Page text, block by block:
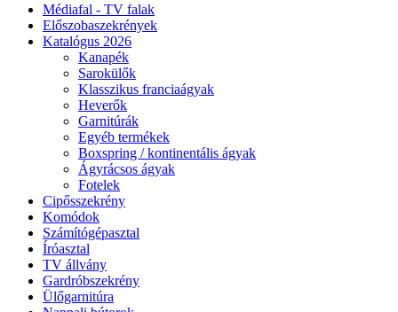
Médiafal - TV falak
Előszobaszekrények
Katalógus 2026
Kanapék
Sarokülők
Klasszikus franciaágyak
Heverők
Garnitúrák
Egyéb termékek
Boxspring / kontinentális ágyak
Ágyrácsos ágyak
Fotelek
Cipősszekrény
Komódok
Számítógépasztal
Íróasztal
TV állvány
Gardróbszekrény
Ülőgarnitúra